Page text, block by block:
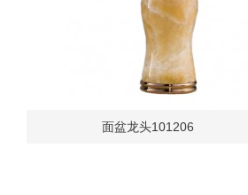
面盆龙头101206